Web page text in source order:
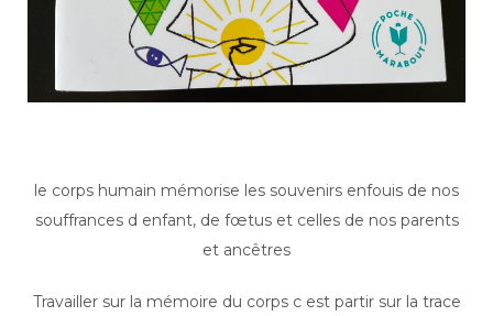
le corps humain mémorise les souvenirs enfouis de nos
souffrances d enfant, de fœtus et celles de nos parents
et ancêtres
Travailler sur la mémoire du corps c est partir sur la trace